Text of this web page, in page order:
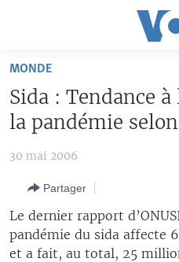
Retour
navigation
Retour
la
recherche
AFRIQUE
SPORT
TV
WASHINGTON FORUM
CORRESPONDANT VOA
FOCUS SAHEL
À VOTRE AVIS
VOTRE SANTÉ VOTRE
LE MONDE AU FÉMININ
BAMBARA
FULFULDE
LINGALA
Apprenez L'anglais
SUIVEZ-NOUS
MONDE
Sida : Tendance
la pandémie
30 mai 2006
Partager
Le dernier rapport
pandémie du sida affecte
et a fait, au total, 25